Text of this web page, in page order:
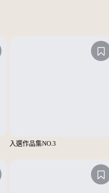
入選作品集NO.3